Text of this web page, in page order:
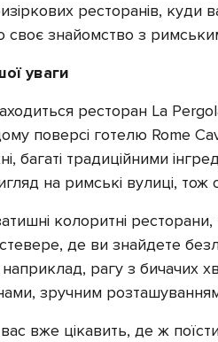
ресторанів, куди
своє знайомство з
уваги
ресторан La
поверсі готелю Rome
багаті традиційними
на римські вулиці, тож
колоритні ресторани,
де ви знайдете
рагу з бичачих
зручним
вже цікавить, де ж